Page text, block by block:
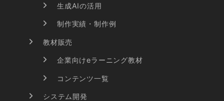
生成AIの活用
制作実績・制作例
教材販売
企業向けeラーニング教材
コンテンツ一覧
システム開発